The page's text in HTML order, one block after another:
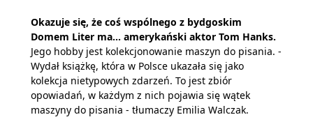
Okazuje się, że coś wspólnego z bydgoskim
Domem Liter ma... amerykański aktor Tom Hanks.
Jego hobby jest kolekcjonowanie maszyn do pisania. -
Wydał książkę, która w Polsce ukazała się jako
kolekcja nietypowych zdarzeń. To jest zbiór
opowiadań, w każdym z nich pojawia się wątek
maszyny do pisania - tłumaczy Emilia Walczak.